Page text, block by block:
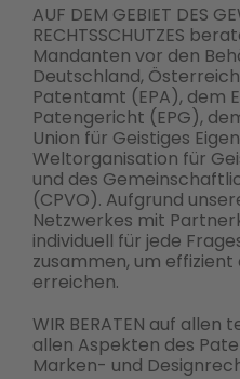
AUF DEM GEBIET DES
RECHTSSCHUTZES
Mandanten vor den
Deutschland,
Patentamt (EPA), dem
Patengericht (EPG),
Union für Geistiges
Weltorganisation für
und des
(CPVO). Aufgrund
Netzwerkes mit
individuell für jede
zusammen, um effizient
erreichen.
WIR BERATEN auf
allen Aspekten des
Marken- und